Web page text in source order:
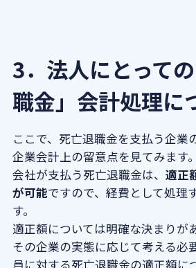
3．法人にとって
職金」会計処理に
ここで、死亡退職金を支払う企業
企業会計上の留意点を見てみます。
会社が支払う死亡退職金は、 適正
が可能ですので、経費として処理
す。
適正額については明確な決まりが
その企業の実態に応じて考える必
員に対する死亡退職金の適正額に